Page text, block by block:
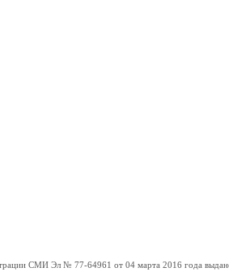
СМИ Эл № 77-64961 от 04 марта 2016 года